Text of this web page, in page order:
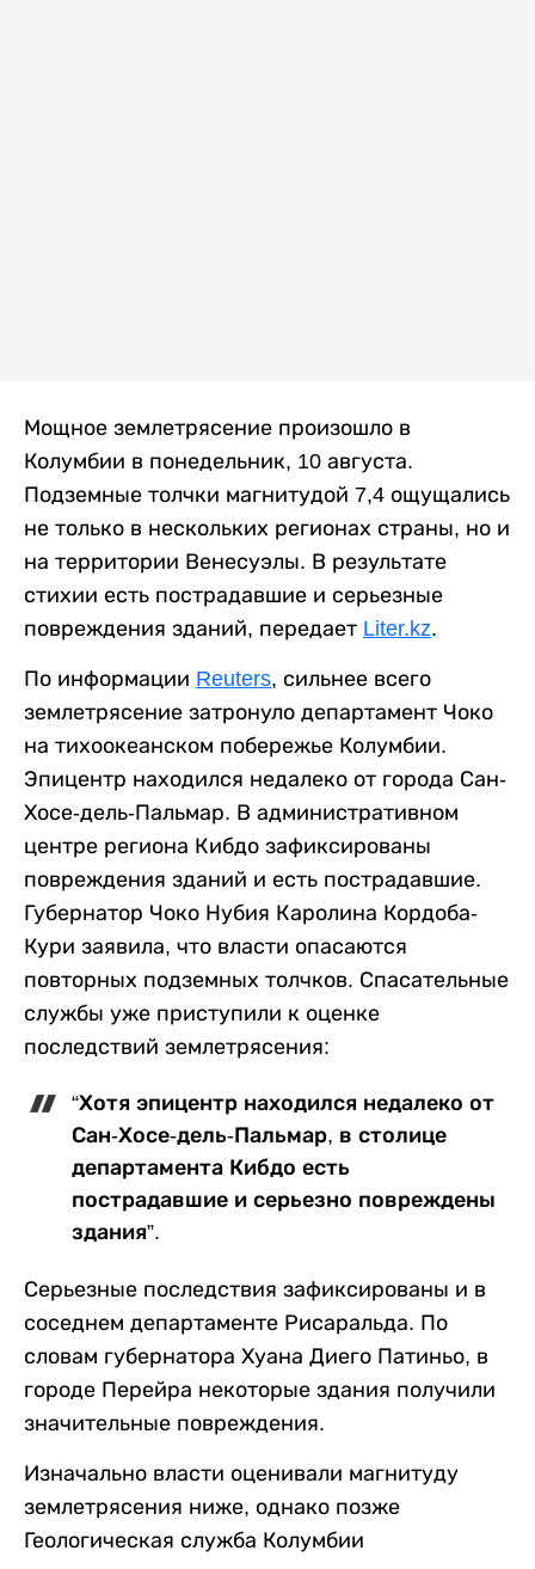
Мощное землетрясение произошло в
Колумбии в понедельник, 10 августа.
Подземные толчки магнитудой 7,4 ощущались
не только в нескольких регионах страны, но и
на территории Венесуэлы. В результате
стихии есть пострадавшие и серьезные
повреждения зданий, передает Liter.kz.
По информации Reuters, сильнее всего
землетрясение затронуло департамент Чоко
на тихоокеанском побережье Колумбии.
Эпицентр находился недалеко от города Сан-
Хосе-дель-Пальмар. В административном
центре региона Кибдо зафиксированы
повреждения зданий и есть пострадавшие.
Губернатор Чоко Нубия Каролина Кордоба-
Кури заявила, что власти опасаются
повторных подземных толчков. Спасательные
службы уже приступили к оценке
последствий землетрясения:
“Хотя эпицентр находился недалеко от
Сан-Хосе-дель-Пальмар, в столице
департамента Кибдо есть
пострадавшие и серьезно повреждены
здания”.
Серьезные последствия зафиксированы и в
соседнем департаменте Рисаральда. По
словам губернатора Хуана Диего Патиньо, в
городе Перейра некоторые здания получили
значительные повреждения.
Изначально власти оценивали магнитуду
землетрясения ниже, однако позже
Геологическая служба Колумбии